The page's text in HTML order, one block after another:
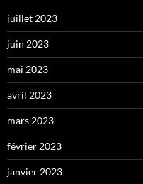
juillet 2023
juin 2023
mai 2023
avril 2023
mars 2023
février 2023
janvier 2023